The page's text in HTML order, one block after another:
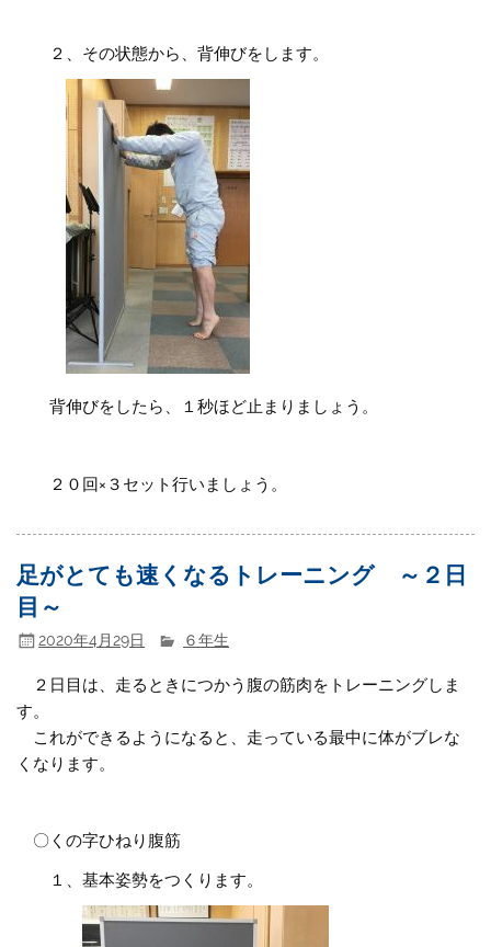
２、その状態から、背伸びをします。
背伸びをしたら、１秒ほど止まりましょう。
２０回×３セット行いましょう。
足がとても速くなるトレーニング ～２日
目～
2020年4月29日 ６年生
２日目は、走るときにつかう腹の筋肉をトレーニングしま
す。
これができるようになると、走っている最中に体がブレな
くなります。
〇くの字ひねり腹筋
１、基本姿勢をつくります。